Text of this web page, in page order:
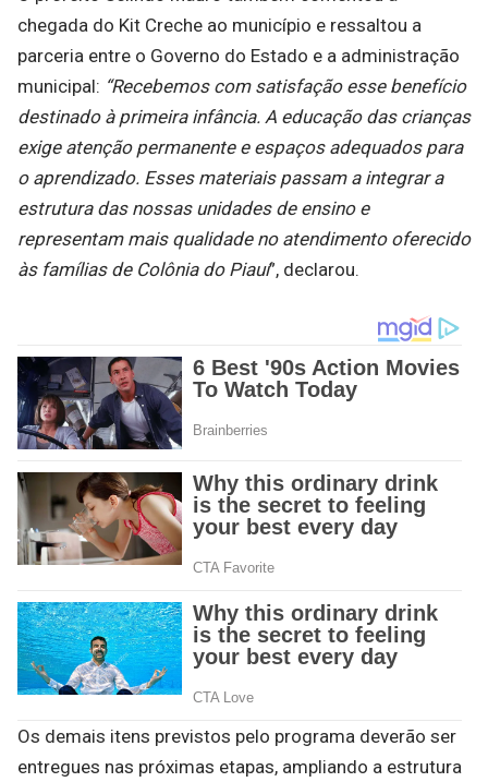
chegada do Kit Creche ao município e ressaltou a
parceria entre o Governo do Estado e a administração
municipal: “Recebemos com satisfação esse benefício
destinado à primeira infância. A educação das crianças
exige atenção permanente e espaços adequados para
o aprendizado. Esses materiais passam a integrar a
estrutura das nossas unidades de ensino e
representam mais qualidade no atendimento oferecido
às famílias de Colônia do Piauí”, declarou.
Os demais itens previstos pelo programa deverão ser
entregues nas próximas etapas, ampliando a estrutura